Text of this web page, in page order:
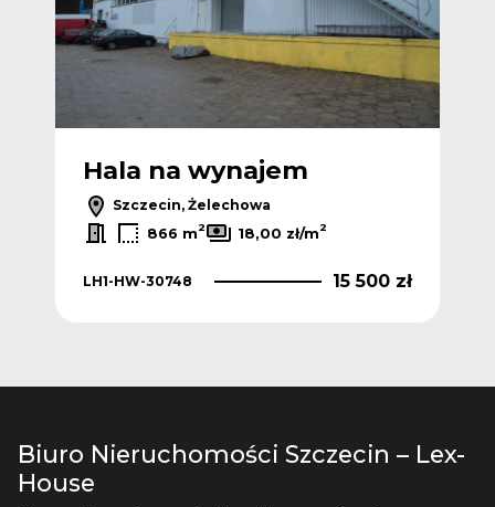
Hala na wynajem
Szczecin, Żelechowa
866 m2 18,00 zł/m2
LH1-HW-30748 15 500 zł
Biuro Nieruchomości Szczecin – Lex-
House